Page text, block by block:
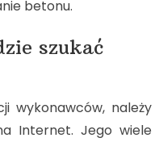
betonu.
szukać
wykonawców, należy
Internet. Jego wiele